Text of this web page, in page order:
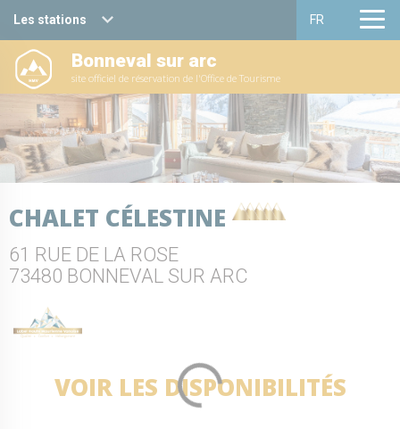
Les stations
Haute Maurienne Vanoise
Valfréjus
La Norma
Aussois
Val Cenis
Bessans
Bonneval sur arc
FR
Français
English
Bonneval sur arc
site officiel de réservation de l'Office de Tourisme
CHALET CÉLESTINE
61 RUE DE LA ROSE
73480 BONNEVAL SUR ARC
VOIR LES DISPONIBILITÉS